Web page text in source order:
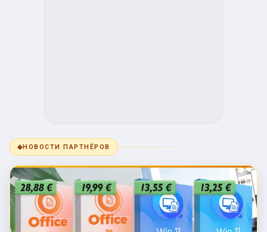
◆НОВОСТИ ПАРТНЁРОВ